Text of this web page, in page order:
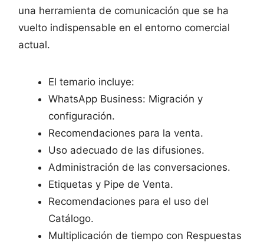
una herramienta de comunicación que se ha
vuelto indispensable en el entorno comercial
actual.
El temario incluye:
WhatsApp Business: Migración y
configuración.
Recomendaciones para la venta.
Uso adecuado de las difusiones.
Administración de las conversaciones.
Etiquetas y Pipe de Venta.
Recomendaciones para el uso del
Catálogo.
Multiplicación de tiempo con Respuestas